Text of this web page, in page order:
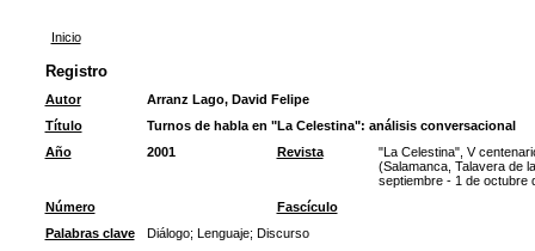
Inicio
Registro
Autor
Arranz Lago, David Felipe
Título
Turnos de habla en "La Celestina": análisis conversacional
Año
2001 Revista
"La Celestina", V
(Salamanca, Talavera de
septiembre - 1 de octubre
Número
Fascículo
Palabras clave
Diálogo; Lenguaje; Discurso